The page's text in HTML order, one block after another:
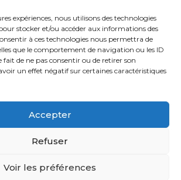
expériences, nous utilisons des technologies
stocker et/ou accéder aux informations des
à ces technologies nous permettra de
que le comportement de navigation ou les ID
fait de ne pas consentir ou de retirer son
un effet négatif sur certaines caractéristiques
Accepter
Refuser
Voir les préférences
être
choisies
sur
la
page
WordPress Astra